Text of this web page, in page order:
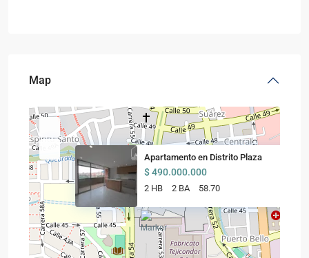
Map
Apartamento en Distrito Plaza
$ 490.000.000
2 HB 2 BA 58.70